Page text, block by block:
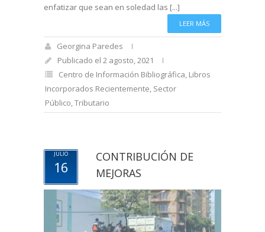
enfatizar que sean en soledad las [...]
LEER MÁS
Georgina Paredes
Publicado el 2 agosto, 2021
Centro de Información Bibliográfica, Libros
Incorporados Recientemente, Sector
Público,Tributario
JULIO
16
CONTRIBUCIÓN DE
MEJORAS